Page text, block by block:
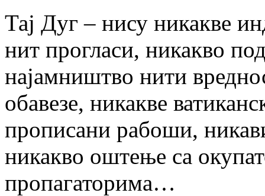
Тај Дуг – нису никакве
нит прогласи, никакво
најамништво нити
обавезе, никакве
прописани рабоши,
никакво оштење са
пропагаторима…